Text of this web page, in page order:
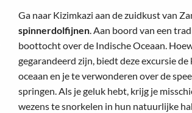
Ga naar Kizimkazi aan de zuidkust van
spinnerdolfijnen. Aan boord van een
boottocht over de Indische Oceaan.
gegarandeerd zijn, biedt deze excursie
oceaan en je te verwonderen over de
springen. Als je geluk hebt, krijg je
wezens te snorkelen in hun natuurlijke